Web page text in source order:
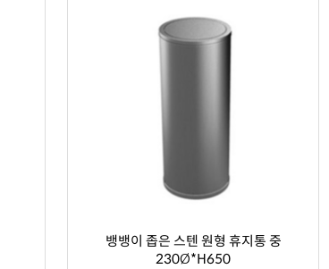
뱅뱅이 좁은 스텐 원형 휴지통 중
230Ø*H650